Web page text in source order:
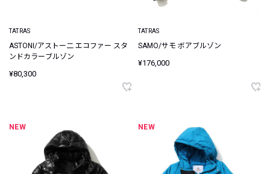
TATRAS
ASTONI/アストー二 エコファー スタ
ンドカラーブルゾン
¥80,300
TATRAS
SAMO/サモ ボアブルゾン
¥176,000
NEW NEW